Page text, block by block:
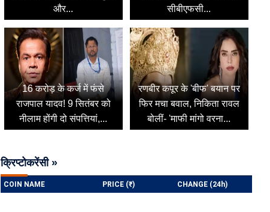
और...
सीबीएफसी...
16 करोड़ के कर्ज में फंसे
राजपाल यादव! 9 सितंबर को
नीलाम होंगी दो संपत्तियां,...
रणबीर कपूर के 'बीफ' बयान पर
फिर मचा बवाल, निकिता रावल
बोलीं- 'माफी मांगो वरना...
क्रिप्टोकरेंसी »